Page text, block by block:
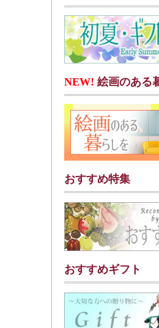
NEW! 絵画のある
おすすめ特集
おすすめギフト